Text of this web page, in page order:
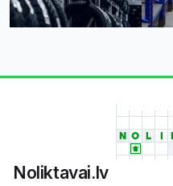
Noliktavai.lv